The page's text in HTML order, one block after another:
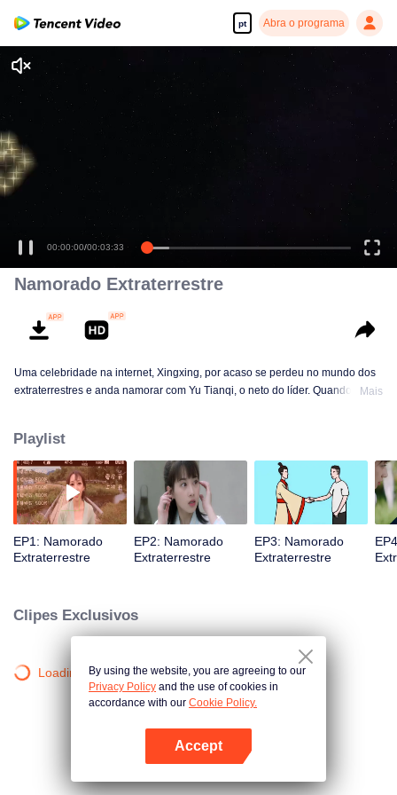
pt Abra o programa
Abra o programa
00:00:00/00:03:33
Namorado Extraterrestre
Uma celebridade na internet, Xingxing, por acaso se perdeu no mundo dos
extraterrestres e anda namorar com Yu Tianqi, o neto do líder. Quando o
vai encarar isso? Quem são os pais dela? O amor entre ela e Tianqi
consegue continuar? Como Xingxing e Tianqi querem ficar na terra para
sempre, eles decidem resolver esses problemas juntos.
Mais
Playlist
EP1: Namorado
Extraterrestre
EP2: Namorado
Extraterrestre
EP3: Namorado
Extraterrestre
Clipes Exclusivos
Loading…By using the website, you are agreeing to our
Privacy Policy and the use of cookies in
accordance with our Cookie Policy.
Accept